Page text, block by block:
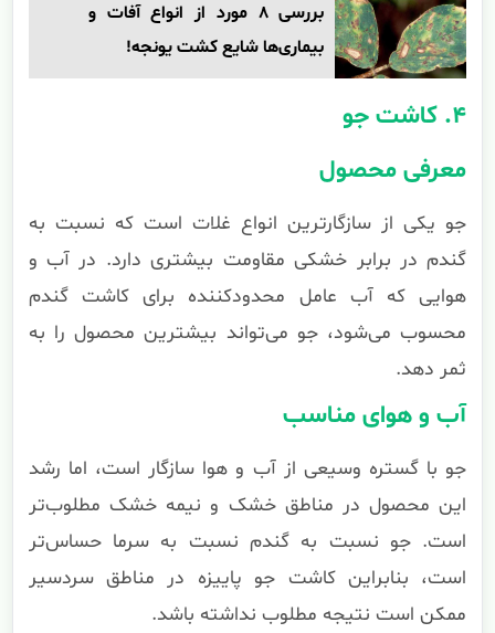
بررسی 8 مورد از انواع آفات و
بیماری‌ها شایع کشت یونجه!
۴. کاشت جو
معرفی محصول
جو یکی از سازگارترین انواع غلات است که نسبت به
گندم در برابر خشکی مقاومت بیشتری دارد. در آب و
هوایی که آب عامل محدودکننده برای کاشت گندم
محسوب می‌شود، جو می‌تواند بیشترین محصول را به
ثمر دهد.
آب و هوای مناسب
جو با گستره وسیعی از آب و هوا سازگار است، اما رشد
این محصول در مناطق خشک و نیمه خشک مطلوب‌تر
است. جو نسبت به گندم نسبت به سرما حساس‌تر
است، بنابراین کاشت جو پاییزه در مناطق سردسیر
ممکن است نتیجه مطلوب نداشته باشد.